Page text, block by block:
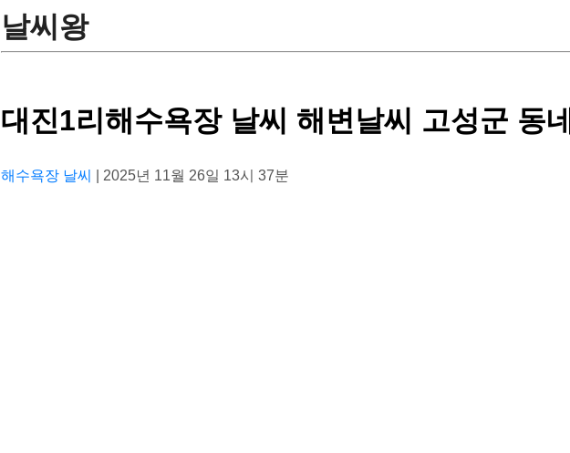
날씨왕
대진1리해수욕장 날씨 해변날씨 고성군 동
해수욕장 날씨 | 2025년 11월 26일 13시 37분